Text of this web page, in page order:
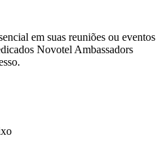
em suas reuniões ou eventos
Novotel Ambassadors